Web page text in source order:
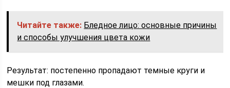
Читайте также: Бледное лицо: основные причины
и способы улучшения цвета кожи
Результат: постепенно пропадают темные круги и
мешки под глазами.